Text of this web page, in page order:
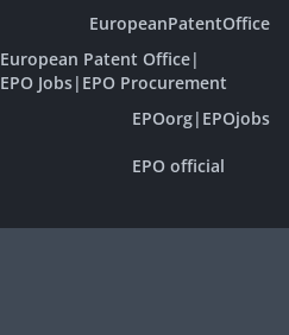
EuropeanPatentOffice
European Patent Office|
EPO Jobs| EPO Procurement
EPOorg| EPOjobs
EPO official